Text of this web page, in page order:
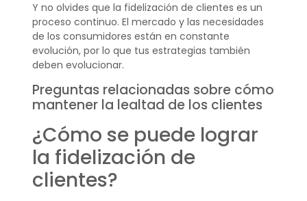
Y no olvides que la fidelización de clientes es un
proceso continuo. El mercado y las necesidades
de los consumidores están en constante
evolución, por lo que tus estrategias también
deben evolucionar.
Preguntas relacionadas sobre cómo
mantener la lealtad de los clientes
¿Cómo se puede lograr
la fidelización de
clientes?